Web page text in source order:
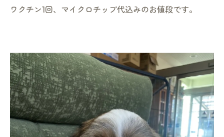
ワクチン1回、マイクロチップ代込みのお値段です。